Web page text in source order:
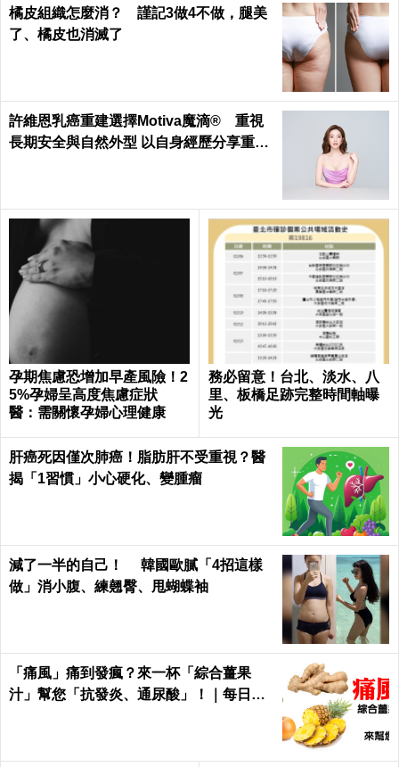
橘皮組織怎麼消？ 謹記3做4不做，腿美
了、橘皮也消滅了
許維恩乳癌重建選擇Motiva魔滴® 重視
長期安全與自然外型 以自身經歷分享重建
孕期焦慮恐增加早產風險！2
5%孕婦呈高度焦慮症狀
醫：需關懷孕婦心理健康
務必留意！台北、淡水、八
里、板橋足跡完整時間軸曝
光
肝癌死因僅次肺癌！脂肪肝不受重視？醫
揭「1習慣」小心硬化、變腫瘤
減了一半的自己！ 韓國歐膩「4招這樣
做」消小腹、練翹臀、甩蝴蝶袖
「痛風」痛到發瘋？來一杯「綜合薑果
汁」幫您「抗發炎、通尿酸」！｜每日健